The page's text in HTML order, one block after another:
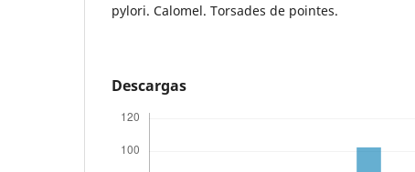
pylori. Calomel. Torsades de pointes.
Descargas